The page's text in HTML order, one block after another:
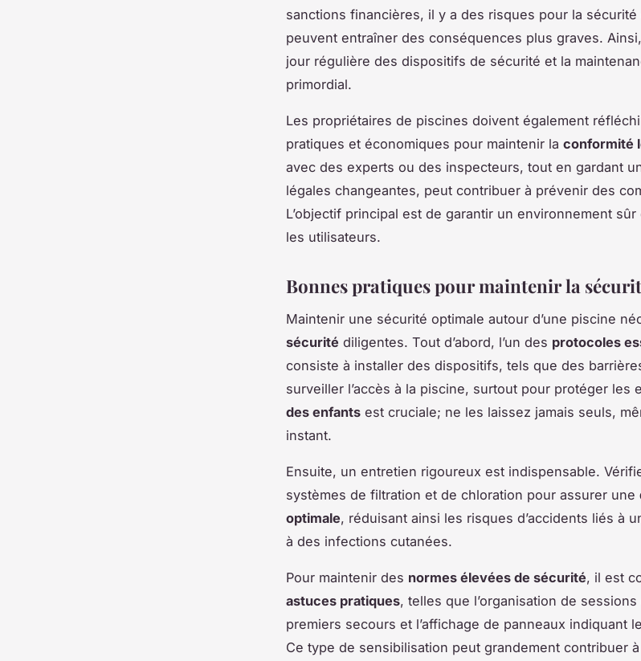
sanctions financières, il y a des risques pour la
peuvent entraîner des conséquences plus graves.
jour régulière des dispositifs de sécurité et la
primordial.
Les propriétaires de piscines doivent également
pratiques et économiques pour maintenir la conformité
avec des experts ou des inspecteurs, tout en gardant
légales changeantes, peut contribuer à prévenir des
L’objectif principal est de garantir un environnement
les utilisateurs.
Bonnes pratiques pour maintenir la
Maintenir une sécurité optimale autour d’une piscine
sécurité diligentes. Tout d’abord, l’un des protocoles
consiste à installer des dispositifs, tels que des
surveiller l’accès à la piscine, surtout pour protéger les
des enfants est cruciale; ne les laissez jamais seuls,
instant.
Ensuite, un entretien rigoureux est indispensable.
systèmes de filtration et de chloration pour assurer une
optimale, réduisant ainsi les risques d’accidents liés à
à des infections cutanées.
Pour maintenir des normes élevées de sécurité, il est
astuces pratiques, telles que l’organisation de
premiers secours et l’affichage de panneaux indiquant
Ce type de sensibilisation peut grandement contribuer à